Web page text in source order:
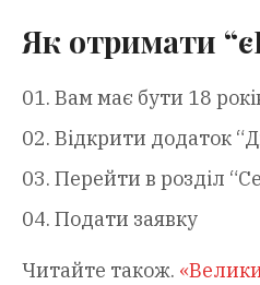
Як отримати
Вам має бути 18
Відкрити додаток
Перейти в розділ
Подати заявку
Читайте також.